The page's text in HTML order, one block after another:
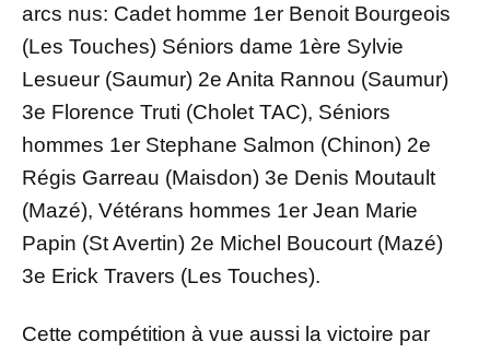
arcs nus: Cadet homme 1er Benoit Bourgeois
(Les Touches) Séniors dame 1ère Sylvie
Lesueur (Saumur) 2e Anita Rannou (Saumur)
3e Florence Truti (Cholet TAC), Séniors
hommes 1er Stephane Salmon (Chinon) 2e
Régis Garreau (Maisdon) 3e Denis Moutault
(Mazé), Vétérans hommes 1er Jean Marie
Papin (St Avertin) 2e Michel Boucourt (Mazé)
3e Erick Travers (Les Touches).
Cette compétition à vue aussi la victoire par